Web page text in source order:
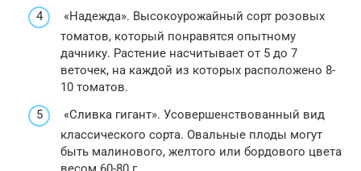
«Надежда». Высокоурожайный сорт розовых
томатов, который понравятся опытному
дачнику. Растение насчитывает от 5 до 7
веточек, на каждой из которых расположено 8-
10 томатов.
«Сливка гигант». Усовершенствованный вид
классического сорта. Овальные плоды могут
быть малинового, желтого или бордового цвета